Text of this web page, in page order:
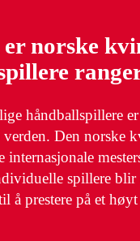
norske
håndballspillere
verden. Den norske
internasjonale
spillere blir
å prestere på et